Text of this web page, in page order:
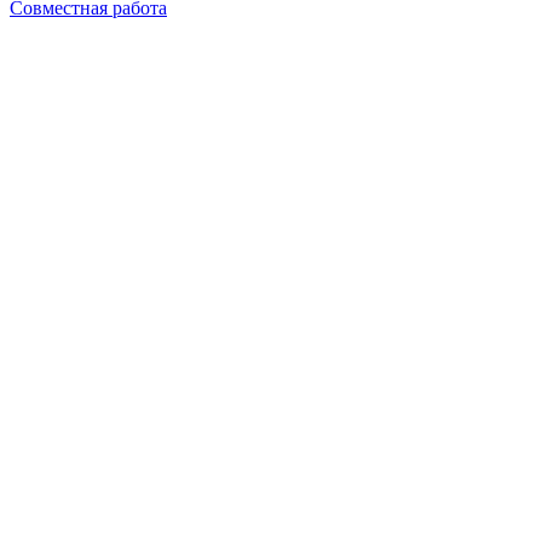
Совместная работа